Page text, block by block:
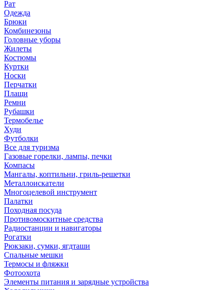
Рат
Одежда
Брюки
Комбинезоны
Головные уборы
Жилеты
Костюмы
Куртки
Носки
Перчатки
Плащи
Ремни
Рубашки
Термобелье
Худи
Футболки
Все для туризма
Газовые горелки, лампы, печки
Компасы
Мангалы, коптильни, гриль-решетки
Металлоискатели
Многоцелевой инструмент
Палатки
Походная посуда
Противомоскитные средства
Радиостанции и навигаторы
Рогатки
Рюкзаки, сумки, ягдташи
Спальные мешки
Термосы и фляжки
Фотоохота
Элементы питания и зарядные устройства